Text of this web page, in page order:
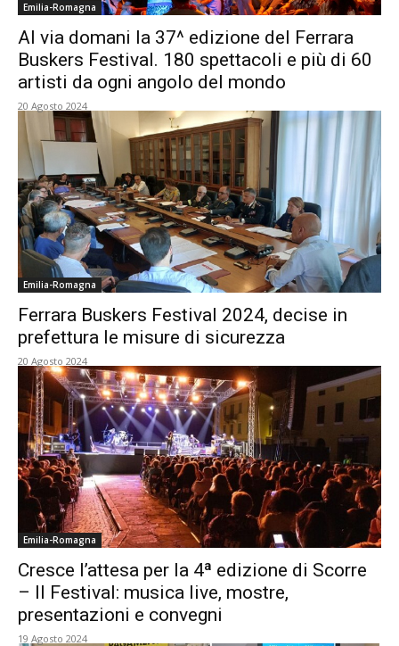
Emilia-Romagna
Al via domani la 37^ edizione del Ferrara
Buskers Festival. 180 spettacoli e più di 60
artisti da ogni angolo del mondo
20 Agosto 2024
Emilia-Romagna
Ferrara Buskers Festival 2024, decise in
prefettura le misure di sicurezza
20 Agosto 2024
Emilia-Romagna
Cresce l’attesa per la 4ª edizione di Scorre
– Il Festival: musica live, mostre,
presentazioni e convegni
19 Agosto 2024